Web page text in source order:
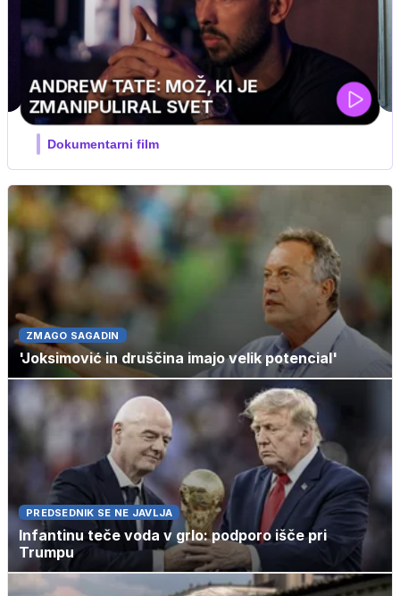
ZMAGO SAGADIN
'Joksimović in druščina imajo velik potencial'
PREDSEDNIK SE NE JAVLJA
Infantinu teče voda v grlo: podporo išče pri
Trumpu